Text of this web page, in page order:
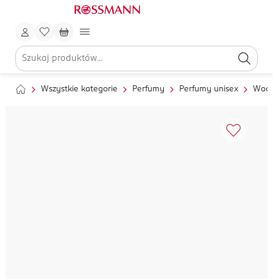
Wszystkie kategorie Perfumy Perfumy unisex